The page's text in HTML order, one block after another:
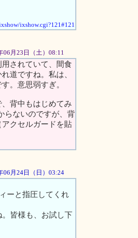
ixshow.cgi?121#121
06月23日（土）08:11
されていて、間食
道ですね。私は、
。意思弱すぎ。
背中もはじめてみ
らないのですが、背
クセルガードを貼
06月24日（日）03:24
ーと指圧してくれ
皆様も、お試し下